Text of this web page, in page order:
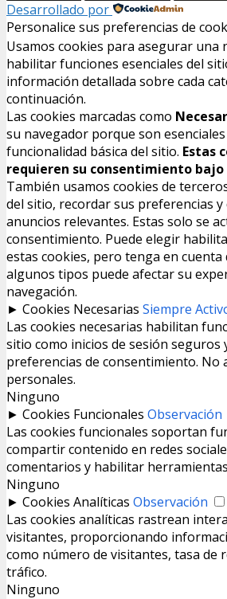
Desarrollado por
Personalice sus preferencias de
Usamos cookies para asegurar una
habilitar funciones esenciales del
información detallada sobre cada
continuación.
Las cookies marcadas como
su navegador porque son
funcionalidad básica del sitio. Estas
requieren su consentimiento bajo
También usamos cookies de
del sitio, recordar sus preferencias
anuncios relevantes. Estas solo se
consentimiento. Puede elegir
estas cookies, pero tenga en cuenta
algunos tipos puede afectar su
navegación.
► Cookies Necesarias Siempre
Las cookies necesarias habilitan
sitio como inicios de sesión seguros
preferencias de consentimiento. No
personales.
Ninguno
► Cookies Funcionales Observación
Las cookies funcionales soportan
compartir contenido en redes
comentarios y habilitar
Ninguno
► Cookies Analíticas Observación
Las cookies analíticas rastrean
visitantes, proporcionando
como número de visitantes, tasa de
tráfico.
Ninguno